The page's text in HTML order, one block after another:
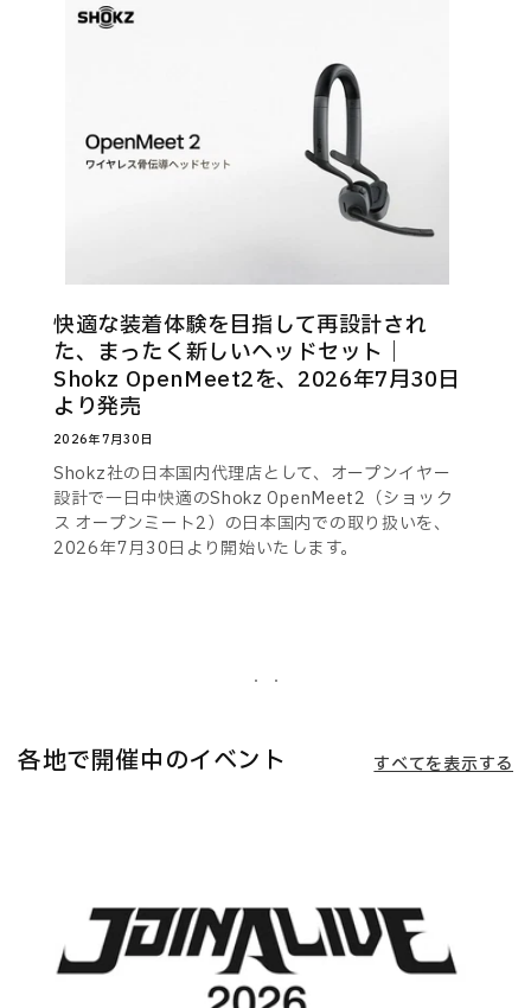
快適な装着体験を目指して再設計され
た、まったく新しいヘッドセット｜
Shokz OpenMeet2を、2026年7月30日
より発売
2026年7月30日
Shokz社の日本国内代理店として、オープンイヤー
設計で一日中快適のShokz OpenMeet2（ショック
ス オープンミート2）の日本国内での取り扱いを、
2026年7月30日より開始いたします。
各地で開催中のイベント すべてを表示する